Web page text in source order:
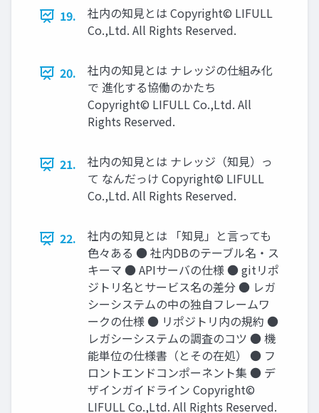
19.
社内の知⾒とは Copyright© LIFULL
Co.,Ltd. All Rights Reserved.
20.
社内の知⾒とは ナレッジの仕組み化
で 進化する協働のかたち
Copyright© LIFULL Co.,Ltd. All
Rights Reserved.
21.
社内の知⾒とは ナレッジ（知⾒）っ
て なんだっけ Copyright© LIFULL
Co.,Ltd. All Rights Reserved.
22.
社内の知⾒とは 「知⾒」と⾔っても
⾊々ある ● 社内DBのテーブル名‧ス
キーマ ● APIサーバの仕様 ● gitリポ
ジトリ名とサービス名の差分 ● レガ
シーシステムの中の独⾃フレームワ
ークの仕様 ● リポジトリ内の規約 ●
レガシーシステムの調査のコツ ● 機
能単位の仕様書（とその在処） ● フ
ロントエンドコンポーネント集 ● デ
ザインガイドライン Copyright©
LIFULL Co.,Ltd. All Rights Reserved.